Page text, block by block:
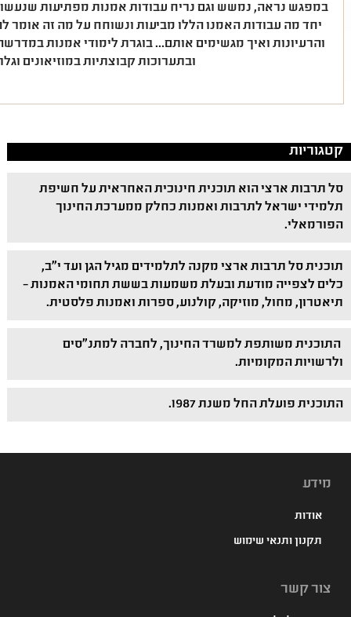
במפגש נראה, נמשש וגם נריח עבודות אמנות מפתיעות
יחד מה עבודות האמנו הללו מביעות ונשוחח על מה זה אומר
והרעיונות ואיך מגשימים אותם... בוגרת לימודי אמנות
ובתערוכות קבוצתיות במוזיאונים
קטגוריות
סל תרבות ארצי הוא תוכנית חינוכית האחראית על חשיפת
תלמידי ישראל לתרבות ואמנות כחלק ממערכת החינוך
הפורמאלי.
תוכנית סל תרבות ארצי מקנה לתלמידים מגיל הגן ועד י"ב,
כלים לצפייה מודעת ובעלת משמעות בששת תחומי האמנות –
תיאטרון, מחול, מוזיקה, קולנוע, ספרות ואמנות פלסטית.
התוכנית משותפת למשרד החינוך, לחברה למתנ"סים
ולרשויות המקומיות.
התוכנית פועלת החל משנת 1987.
מידע
אודות
תקנון ותנאי שימוש
צור קשר